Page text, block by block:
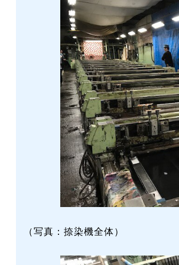
（写真：捺染機全体）